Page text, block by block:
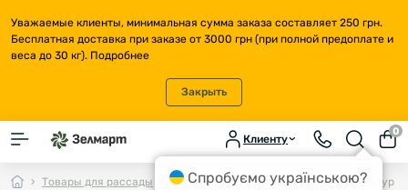
Уважаемые клиенты, минимальная сумма заказа составляет 250 грн.
Бесплатная доставка при заказе от 3000 грн (при полной предоплате и
веса до 30 кг). Подробнее
Закрыть
Клиенту
0
Товары для рассады Торфяные таблетки для овощных культур
Спробуємо українською?